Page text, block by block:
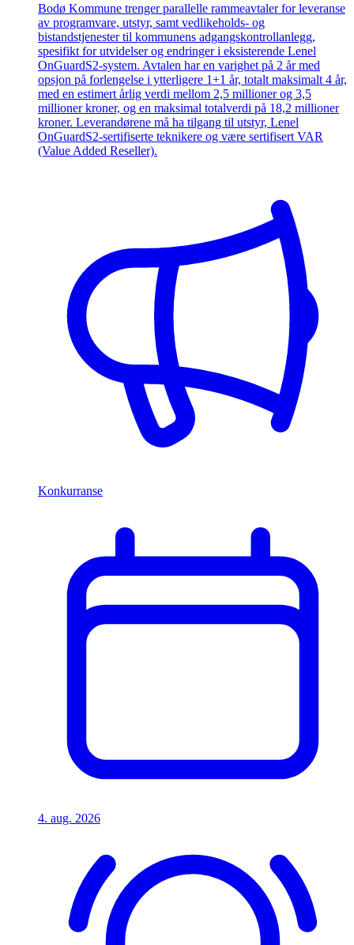
Bodø Kommune trenger parallelle rammeavtaler for leveranse
av programvare, utstyr, samt vedlikeholds- og
bistandstjenester til kommunens adgangskontrollanlegg,
spesifikt for utvidelser og endringer i eksisterende Lenel
OnGuardS2-system. Avtalen har en varighet på 2 år med
opsjon på forlengelse i ytterligere 1+1 år, totalt maksimalt 4 år,
med en estimert årlig verdi mellom 2,5 millioner og 3,5
millioner kroner, og en maksimal totalverdi på 18,2 millioner
kroner. Leverandørene må ha tilgang til utstyr, Lenel
OnGuardS2-sertifiserte teknikere og være sertifisert VAR
(Value Added Reseller).
Konkurranse
4. aug. 2026